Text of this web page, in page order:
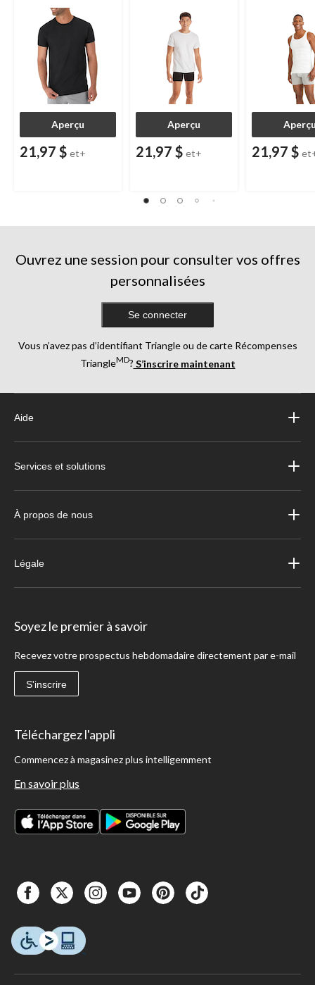
Aperçu
21,97 $ et+
Aperçu
21,97 $ et+ 21,97 $
Ouvrez une session pour consulter vos offres
personnalisées
Se connecter
Vous n’avez pas d’identifiant Triangle ou de carte Récompenses
TriangleMD? S’inscrire maintenant
Aide
Services et solutions
À propos de nous
Légale
Soyez le premier à savoir
Recevez votre prospectus hebdomadaire directement par e-mail
S'inscrire
Téléchargez l'appli
Commencez à magasinez plus intelligemment
En savoir plus